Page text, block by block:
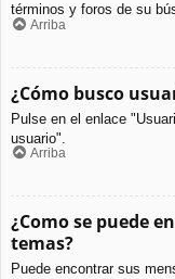
términos y foros de su
Arriba
¿Cómo busco
Pulse en el enlace
usuario".
Arriba
¿Como se puede
temas?
Puede encontrar sus